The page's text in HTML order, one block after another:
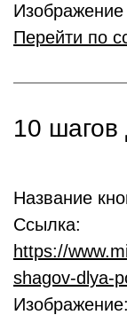
Перейти по
10 шагов
Название
Ссылка:
https://
shagov-dlya-